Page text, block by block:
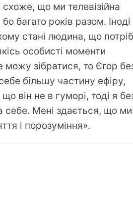
що ми телевізійна
багато років разом. Іноді
стані людина, що
особисті моменти
можу зібратися, то Єгор
більшу частину ефіру,
він не в гуморі, тоді я
себе. Мені здається, що ми
і порозуміння».